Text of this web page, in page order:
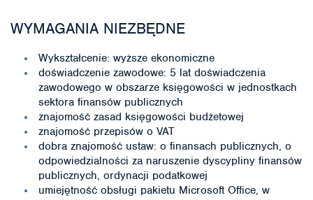
WYMAGANIA NIEZBĘDNE
Wykształcenie: wyższe ekonomiczne
doświadczenie zawodowe: 5 lat doświadczenia
zawodowego w obszarze księgowości w jednostkach
sektora finansów publicznych
znajomość zasad księgowości budżetowej
znajomość przepisów o VAT
dobra znajomość ustaw: o finansach publicznych, o
odpowiedzialności za naruszenie dyscypliny finansów
publicznych, ordynacji podatkowej
umiejętność obsługi pakietu Microsoft Office, w